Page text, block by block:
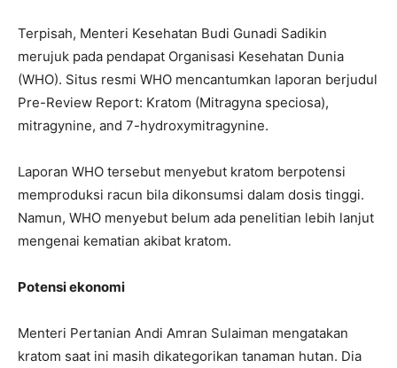
Terpisah, Menteri Kesehatan Budi Gunadi Sadikin
merujuk pada pendapat Organisasi Kesehatan Dunia
(WHO). Situs resmi WHO mencantumkan laporan berjudul
Pre-Review Report: Kratom (Mitragyna speciosa),
mitragynine, and 7-hydroxymitragynine.
Laporan WHO tersebut menyebut kratom berpotensi
memproduksi racun bila dikonsumsi dalam dosis tinggi.
Namun, WHO menyebut belum ada penelitian lebih lanjut
mengenai kematian akibat kratom.
Potensi ekonomi
Menteri Pertanian Andi Amran Sulaiman mengatakan
kratom saat ini masih dikategorikan tanaman hutan. Dia